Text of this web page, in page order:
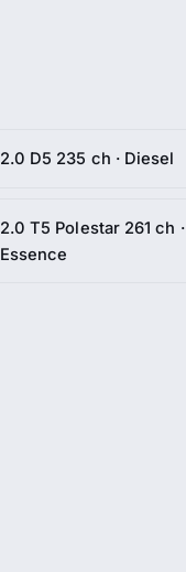
2.0 D5 235 ch · Diesel
2.0 T5 Polestar 261 ch ·
Essence